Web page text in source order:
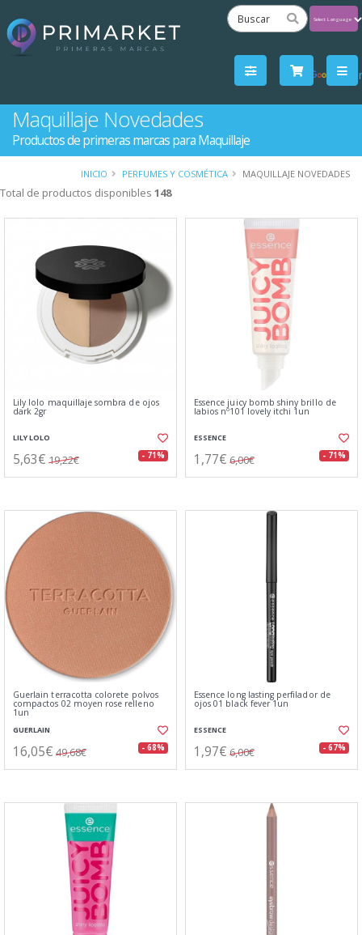
by
Maquillaje Novedades
Productos de primeras marcas para Maquillaje
INICIO PERFUMES Y COSMÉTICA MAQUILLAJE NOVEDADES
Total de productos disponibles 148
Lily lolo maquillaje sombra de ojos
dark 2gr
LILY LOLO
5,63€ 19,22€ - 71%
Essence juicy bomb shiny brillo de
labios nº101 lovely itchi 1un
ESSENCE
1,77€ 6,00€ - 71%
Guerlain terracotta colorete polvos
compactos 02 moyen rose relleno
1un
GUERLAIN
16,05€ 49,68€ - 68%
Essence long lasting perfilador de
ojos 01 black fever 1un
ESSENCE
1,97€ 6,00€ - 67%